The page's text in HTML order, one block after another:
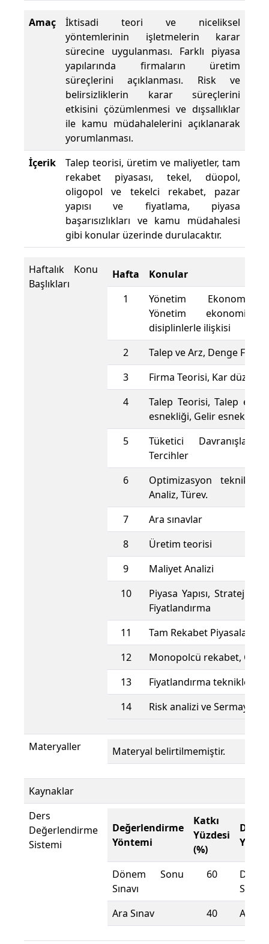
Amaç
İktisadi teori ve niceliksel
yöntemlerinin işletmelerin karar
sürecine uygulanması. Farklı piyasa
yapılarında firmaların üretim
süreçlerini açıklanması. Risk ve
belirsizliklerin karar süreçlerini
etkisini çözümlenmesi ve dışsallıklar
ile kamu müdahalelerini açıklanarak
yorumlanması.
İçerik
Talep teorisi, üretim ve maliyetler, tam
rekabet piyasası, tekel, düopol,
oligopol ve tekelci rekabet, pazar
yapısı ve fiyatlama, piyasa
başarısızlıkları ve kamu müdahalesi
gibi konular üzerinde durulacaktır.
Haftalık Konu
Başlıkları
Hafta
Konular
1
Yönetim
Yönetim
disiplinlerle ilişkisi
2
Talep ve Arz, Denge Fiyat
3
Firma Teorisi, Kar
4
Talep Teorisi, Talep
esnekliği, Gelir esnekliği
5
Tüketici Davranışları,
Tercihler
6
Optimizasyon
Analiz, Türev.
7
Ara sınavlar
8
Üretim teorisi
9
Maliyet Analizi
10
Piyasa Yapısı, Stratejik
Fiyatlandırma
11
Tam Rekabet Piyasaları
12
Monopolcü rekabet,
13
Fiyatlandırma teknikleri
14
Risk analizi ve Sermaye
Materyaller Materyal belirtilmemiştir.
Kaynaklar
Ders
Değerlendirme
Sistemi
Değerlendirme
Yöntemi
Katkı
Yüzdesi
(%)
Dönem Sonu
Sınavı
60
Sınavı
Ara Sınav
40 Ara